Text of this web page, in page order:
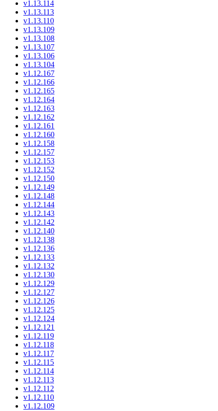
v1.13.114
v1.13.113
v1.13.110
v1.13.109
v1.13.108
v1.13.107
v1.13.106
v1.13.104
v1.12.167
v1.12.166
v1.12.165
v1.12.164
v1.12.163
v1.12.162
v1.12.161
v1.12.160
v1.12.158
v1.12.157
v1.12.153
v1.12.152
v1.12.150
v1.12.149
v1.12.148
v1.12.144
v1.12.143
v1.12.142
v1.12.140
v1.12.138
v1.12.136
v1.12.133
v1.12.132
v1.12.130
v1.12.129
v1.12.127
v1.12.126
v1.12.125
v1.12.124
v1.12.121
v1.12.119
v1.12.118
v1.12.117
v1.12.115
v1.12.114
v1.12.113
v1.12.112
v1.12.110
v1.12.109